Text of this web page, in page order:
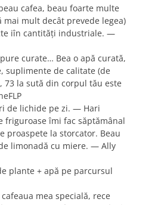
cafea, beau foarte multe
mai mult decât prevede legea)
iîn cantităţi industriale. —
curate… Bea o apă curată,
suplimente de calitate (de
73 la sută din corpul tău este
de lichide pe zi. — Hari
friguroase îmi fac săptămânal
proaspete la storcator. Beau
limonadă cu miere. — Ally
plante + apă pe parcursul
mea specială, rece